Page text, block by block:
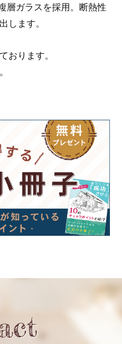
層ガラスを採用。断熱性
します。
おります。